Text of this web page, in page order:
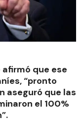
que ese
“pronto
aseguró que las
el 100%